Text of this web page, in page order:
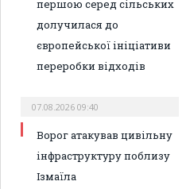
першою серед сільських
долучилася до
європейської ініціативи
переробки відходів
07.08.2026 09:40
Ворог атакував цивільну
інфраструктуру поблизу
Ізмаїла